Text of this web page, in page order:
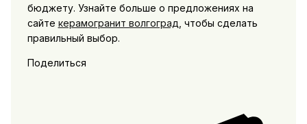
бюджету. Узнайте больше о предложениях на
сайте керамогранит волгоград , чтобы сделать
правильный выбор.
Поделиться